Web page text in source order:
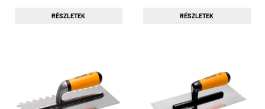
RÉSZLETEK RÉSZLETEK